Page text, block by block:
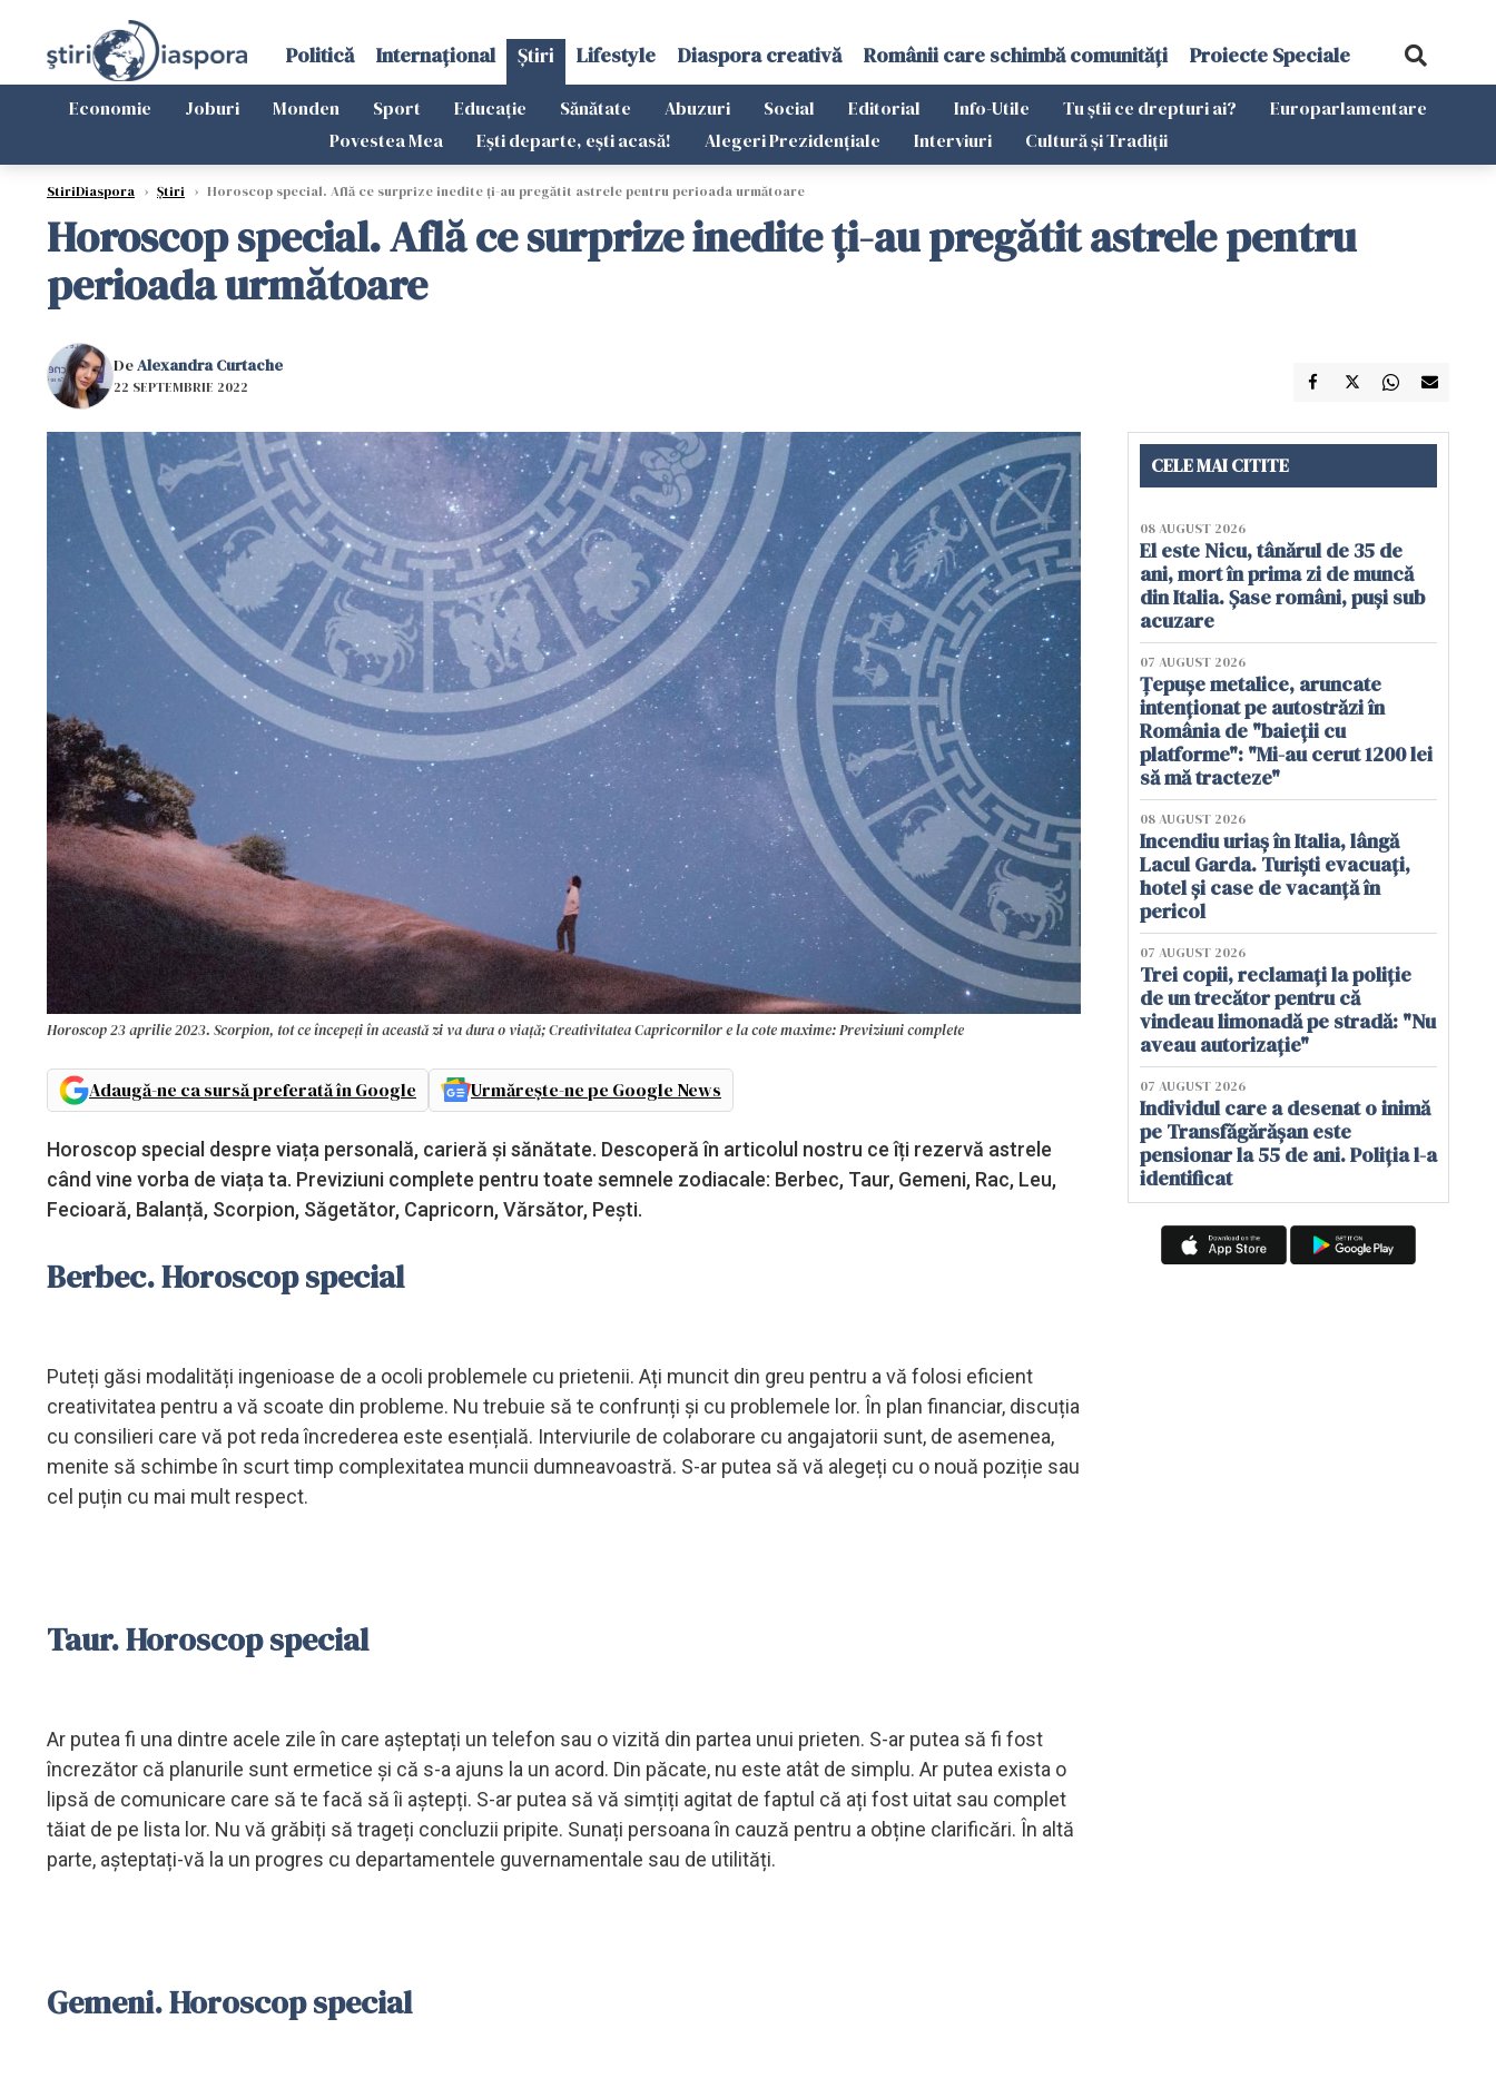
Politică Internațional Știri Lifestyle Diaspora creativă Românii care schimbă comunități Proiecte Speciale
Economie Joburi Monden Sport Educație Sănătate Abuzuri Social Editorial Info-Utile Tu știi ce drepturi ai?
Europarlamentare
Povestea Mea
Ești departe, ești acasă! Alegeri Prezidențiale Interviuri Cultură și Tradiții
StiriDiaspora › Știri › Horoscop special. Află ce surprize inedite ți-au pregătit astrele pentru perioada următoare
Horoscop special. Află ce surprize inedite ți-au pregătit astrele pentru
perioada următoare
DeAlexandra Curtache
22 SEPTEMBRIE 2022
Horoscop 23 aprilie 2023. Scorpion, tot ce începeți în această zi va dura o viață; Creativitatea Capricornilor e la cote maxime: Previziuni complete
Adaugă-ne ca sursă preferată în Google Urmărește-ne pe Google News
Horoscop special despre viața personală, carieră și sănătate. Descoperă în articolul nostru ce îți rezervă astrele
când vine vorba de viața ta. Previziuni complete pentru toate semnele zodiacale: Berbec, Taur, Gemeni, Rac, Leu,
Fecioară, Balanță, Scorpion, Săgetător, Capricorn, Vărsător, Pești.
Berbec. Horoscop special
Puteți găsi modalități ingenioase de a ocoli problemele cu prietenii. Ați muncit din greu pentru a vă folosi eficient
creativitatea pentru a vă scoate din probleme. Nu trebuie să te confrunți și cu problemele lor. În plan financiar, discuția
cu consilieri care vă pot reda încrederea este esențială. Interviurile de colaborare cu angajatorii sunt, de asemenea,
menite să schimbe în scurt timp complexitatea muncii dumneavoastră. S-ar putea să vă alegeți cu o nouă poziție sau
cel puțin cu mai mult respect.
Taur. Horoscop special
Ar putea fi una dintre acele zile în care așteptați un telefon sau o vizită din partea unui prieten. S-ar putea să fi fost
încrezător că planurile sunt ermetice și că s-a ajuns la un acord. Din păcate, nu este atât de simplu. Ar putea exista o
lipsă de comunicare care să te facă să îi aștepți. S-ar putea să vă simțiți agitat de faptul că ați fost uitat sau complet
tăiat de pe lista lor. Nu vă grăbiți să trageți concluzii pripite. Sunați persoana în cauză pentru a obține clarificări. În altă
parte, așteptați-vă la un progres cu departamentele guvernamentale sau de utilități.
Gemeni. Horoscop special
CELE MAI CITITE
08 AUGUST 2026
El este Nicu, tânărul de 35 de
ani, mort în prima zi de muncă
din Italia. Șase români, puși sub
acuzare
07 AUGUST 2026
Țepușe metalice, aruncate
intenționat pe autostrăzi în
România de "baieții cu
platforme": "Mi-au cerut 1200 lei
să mă tracteze"
08 AUGUST 2026
Incendiu uriaș în Italia, lângă
Lacul Garda. Turiști evacuați,
hotel și case de vacanță în
pericol
07 AUGUST 2026
Trei copii, reclamați la poliție
de un trecător pentru că
vindeau limonadă pe stradă: "Nu
aveau autorizație"
07 AUGUST 2026
Individul care a desenat o inimă
pe Transfăgărășan este
pensionar la 55 de ani. Poliția l-a
identificat